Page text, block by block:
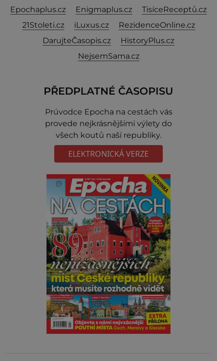
Epochaplus.cz
Enigmaplus.cz
TisíceReceptů.cz
21Stoleti.cz
iLuxus.cz
RezidenceOnline.cz
DarujteČasopis.cz
HistoryPlus.cz
NejsemSama.cz
PŘEDPLATNÉ ČASOPISU
Prúvodce Epocha na cestách vás
provede nejkrásnějšími výlety do
všech koutů naší republiky.
ELEKTRONICKÁ VERZE